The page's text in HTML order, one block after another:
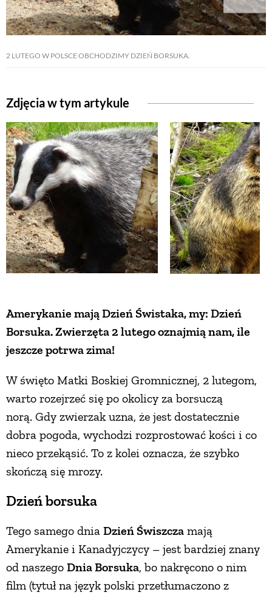
2 LUTEGO W POLSCE OBCHODZIMY DZIEŃ BORSUKA.
Zdjęcia w tym artykule
Amerykanie mają Dzień Świstaka, my: Dzień
Borsuka. Zwierzęta 2 lutego oznajmią nam, ile
jeszcze potrwa zima!
W święto Matki Boskiej Gromnicznej, 2 lutegom,
warto rozejrzeć się po okolicy za borsuczą
norą. Gdy zwierzak uzna, że jest dostatecznie
dobra pogoda, wychodzi rozprostować kości i co
nieco przekąsić. To z kolei oznacza, że szybko
skończą się mrozy.
Dzień borsuka
Tego samego dnia Dzień Świszcza mają
Amerykanie i Kanadyjczycy – jest bardziej znany
od naszego Dnia Borsuka, bo nakręcono o nim
film (tytuł na język polski przetłumaczono z